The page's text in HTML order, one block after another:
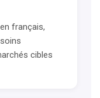
français,
cibles